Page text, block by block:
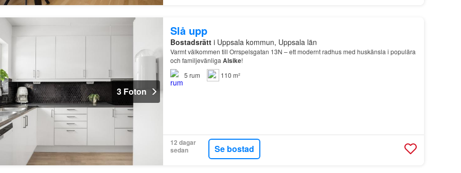
3 Foton
Slå upp
Bostadsrätti Uppsala kommun, Uppsala län
Varmt välkommen till Orrspelsgatan 13N – ett modernt radhus med huskänsla i populära
och familjevänligaAlsike!
5 rum 110 m²
12 dagar
sedan
Se bostad